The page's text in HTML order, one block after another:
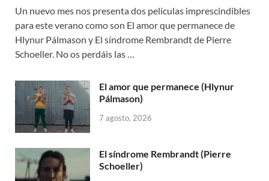
Un nuevo mes nos presenta dos películas imprescindibles
para este verano como son El amor que permanece de
Hlynur Pálmason y El síndrome Rembrandt de Pierre
Schoeller. No os perdáis las …
El amor que permanece (Hlynur
Pálmason)
7 agosto, 2026
El síndrome Rembrandt (Pierre
Schoeller)